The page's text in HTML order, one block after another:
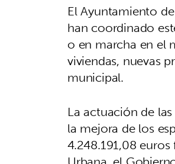
El Ayuntamiento
han coordinado
o en marcha en el
viviendas, nuevas
municipal.
La actuación de
la mejora de los
4.248.191,08